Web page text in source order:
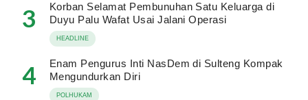
3
Korban Selamat Pembunuhan Satu Keluarga di
Duyu Palu Wafat Usai Jalani Operasi
HEADLINE
4
Enam Pengurus Inti NasDem di Sulteng Kompak
Mengundurkan Diri
POLHUKAM